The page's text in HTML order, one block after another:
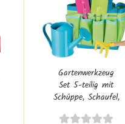
Gartenwerkzeug
Set 5-teilig mit
Schüppe, Schaufel,